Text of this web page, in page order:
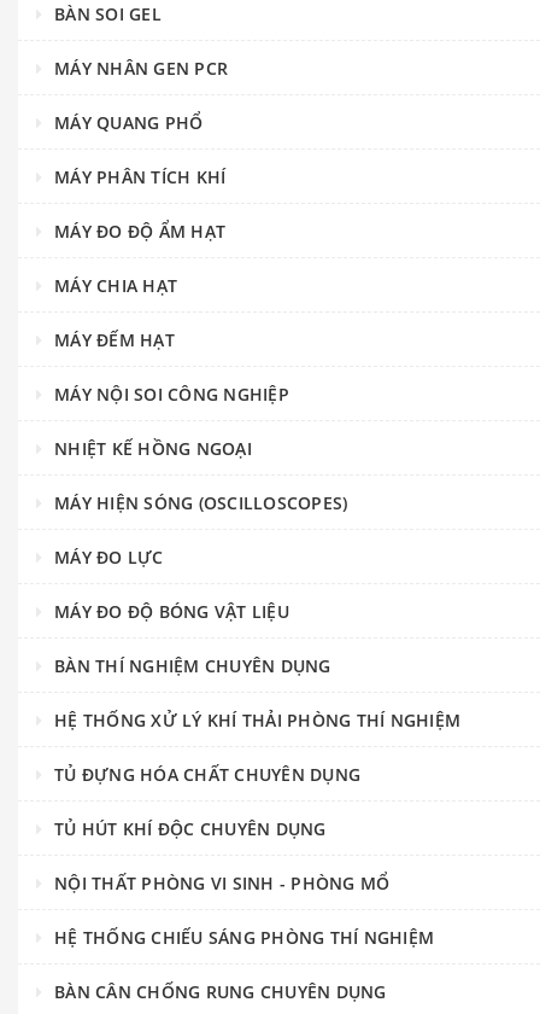
BÀN SOI GEL
MÁY NHÂN GEN PCR
MÁY QUANG PHỔ
MÁY PHÂN TÍCH KHÍ
MÁY ĐO ĐỘ ẨM HẠT
MÁY CHIA HẠT
MÁY ĐẾM HẠT
MÁY NỘI SOI CÔNG NGHIỆP
NHIỆT KẾ HỒNG NGOẠI
MÁY HIỆN SÓNG (OSCILLOSCOPES)
MÁY ĐO LỰC
MÁY ĐO ĐỘ BÓNG VẬT LIỆU
BÀN THÍ NGHIỆM CHUYÊN DỤNG
HỆ THỐNG XỬ LÝ KHÍ THẢI PHÒNG THÍ NGHIỆM
TỦ ĐỰNG HÓA CHẤT CHUYÊN DỤNG
TỦ HÚT KHÍ ĐỘC CHUYÊN DỤNG
NỘI THẤT PHÒNG VI SINH - PHÒNG MỔ
HỆ THỐNG CHIẾU SÁNG PHÒNG THÍ NGHIỆM
BÀN CÂN CHỐNG RUNG CHUYÊN DỤNG